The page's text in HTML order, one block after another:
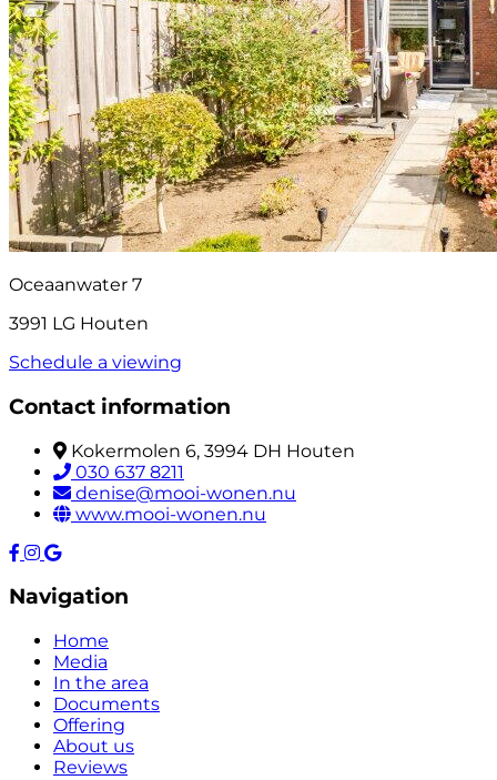
Oceaanwater 7
3991 LG Houten
Schedule a viewing
Contact information
Kokermolen 6, 3994 DH Houten
030 637 8211
denise@mooi-wonen.nu
www.mooi-wonen.nu
Navigation
Home
Media
In the area
Documents
Offering
About us
Reviews